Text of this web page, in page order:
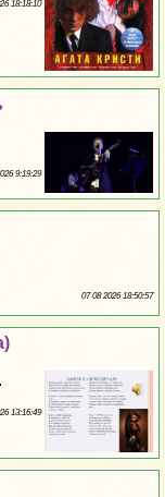
18:18:10
9:19:29
07 08 2026 18:50:57
13:16:49